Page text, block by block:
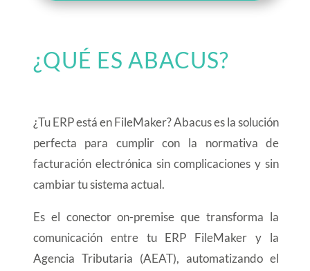
¿QUÉ ES ABACUS?
¿Tu ERP está en FileMaker? Abacus es la solución
perfecta para cumplir con la normativa de
facturación electrónica sin complicaciones y sin
cambiar tu sistema actual.
Es el conector on-premise que transforma la
comunicación entre tu ERP FileMaker y la
Agencia Tributaria (AEAT), automatizando el